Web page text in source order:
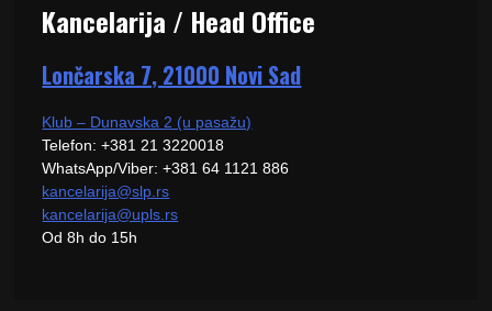
Kancelarija / Head Office
Lončarska 7, 21000 Novi Sad
Klub – Dunavska 2 (u pasažu)
Telefon: +381 21 3220018
WhatsApp/Viber: +381 64 1121 886
kancelarija@slp.rs
kancelarija@upls.rs
Od 8h do 15h